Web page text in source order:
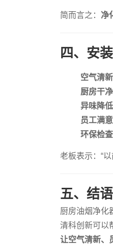
简而言之： 净
四、安
空气清新
厨房干净
异味降低
员工满
环保检
老板表示：“
五、结
厨房油烟净化
清科创新可以
让空气清新、